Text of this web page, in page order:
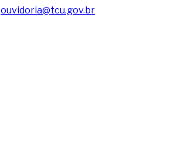
ouvidoria@tcu.gov.br